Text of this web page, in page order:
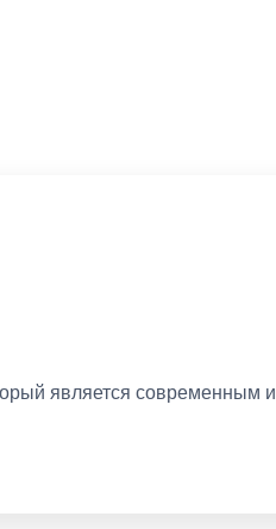
является современным и